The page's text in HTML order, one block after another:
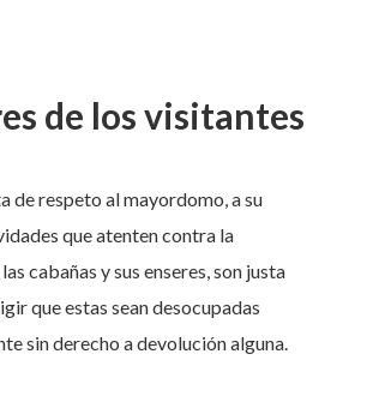
de los visitantes
de respeto al mayordomo, a su
que atenten contra la
cabañas y sus enseres, son justa
que estas sean desocupadas
sin derecho a devolución alguna.